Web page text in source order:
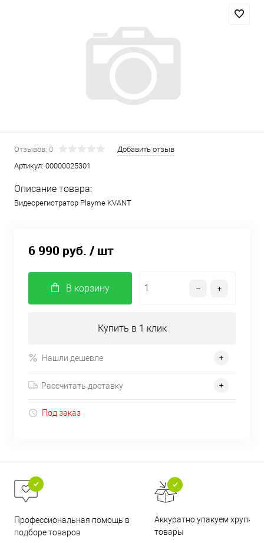
Отзывов: 0
Добавить отзыв
Артикул: 00000025301
Описание товара:
Видеорегистратор Playme KVANT
6 990 руб. / шт
В корзину
Купить в 1 клик
Нашли дешевле
Рассчитать доставку
Под заказ
Профессиональная помощь в
подборе товаров
Аккуратно упакуем хрупкие
товары